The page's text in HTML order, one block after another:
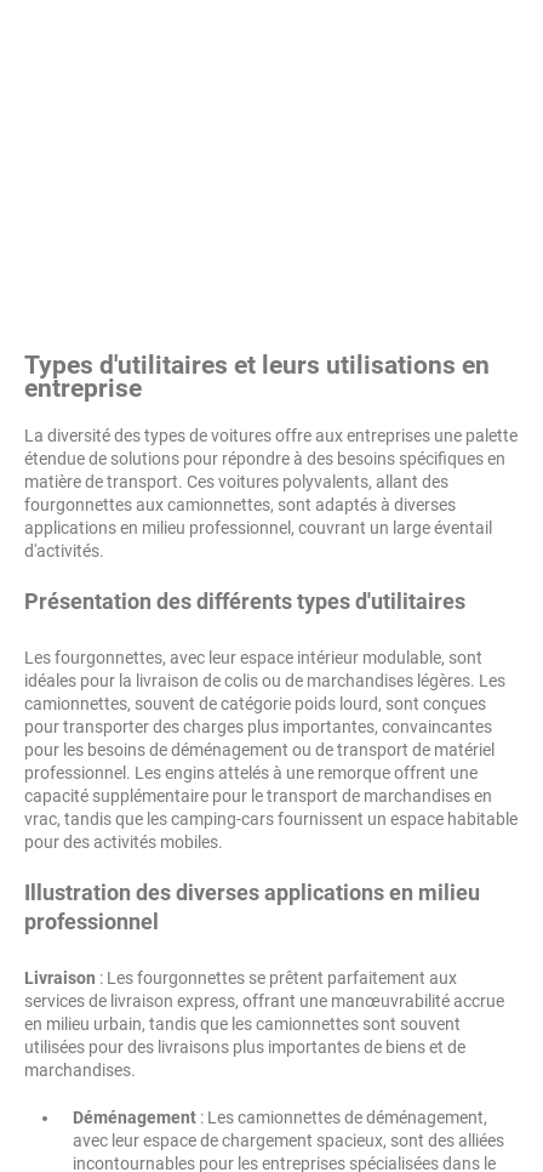
Types d'utilitaires et leurs utilisations en
entreprise
La diversité des types de voitures offre aux entreprises une palette
étendue de solutions pour répondre à des besoins spécifiques en
matière de transport. Ces voitures polyvalents, allant des
fourgonnettes aux camionnettes, sont adaptés à diverses
applications en milieu professionnel, couvrant un large éventail
d'activités.
Présentation des différents types d'utilitaires
Les fourgonnettes, avec leur espace intérieur modulable, sont
idéales pour la livraison de colis ou de marchandises légères. Les
camionnettes, souvent de catégorie poids lourd, sont conçues
pour transporter des charges plus importantes, convaincantes
pour les besoins de déménagement ou de transport de matériel
professionnel. Les engins attelés à une remorque offrent une
capacité supplémentaire pour le transport de marchandises en
vrac, tandis que les camping-cars fournissent un espace habitable
pour des activités mobiles.
Illustration des diverses applications en milieu
professionnel
Livraison : Les fourgonnettes se prêtent parfaitement aux
services de livraison express, offrant une manœuvrabilité accrue
en milieu urbain, tandis que les camionnettes sont souvent
utilisées pour des livraisons plus importantes de biens et de
marchandises.
Déménagement : Les camionnettes de déménagement,
avec leur espace de chargement spacieux, sont des alliées
incontournables pour les entreprises spécialisées dans le